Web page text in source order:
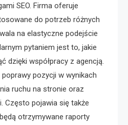
SEO. Firma oferuje
do potrzeb różnych
na elastyczne podejście
pytaniem jest to, jakie
dzięki współpracy z agencją.
pozycji w wynikach
ruchu na stronie oraz
Często pojawia się także
otrzymywane raporty